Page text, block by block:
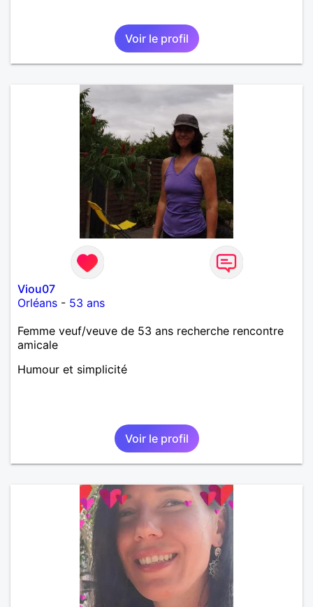
Voir le profil
Viou07
Orléans - 53 ans
Femme veuf/veuve de 53 ans recherche rencontre
amicale
Humour et simplicité
Voir le profil